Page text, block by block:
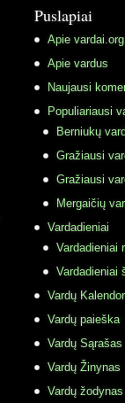
Puslapiai
Apie vardai.org
Apie vardus
Naujausi
Populiariausi
Berniukų
Gražiausi
Gražiausi
Mergaičių
Vardadieniai
Vardadieniai
Vardadieniai
Vardų
Vardų paieška
Vardų Sąrašas
Vardų Žinynas
Vardų